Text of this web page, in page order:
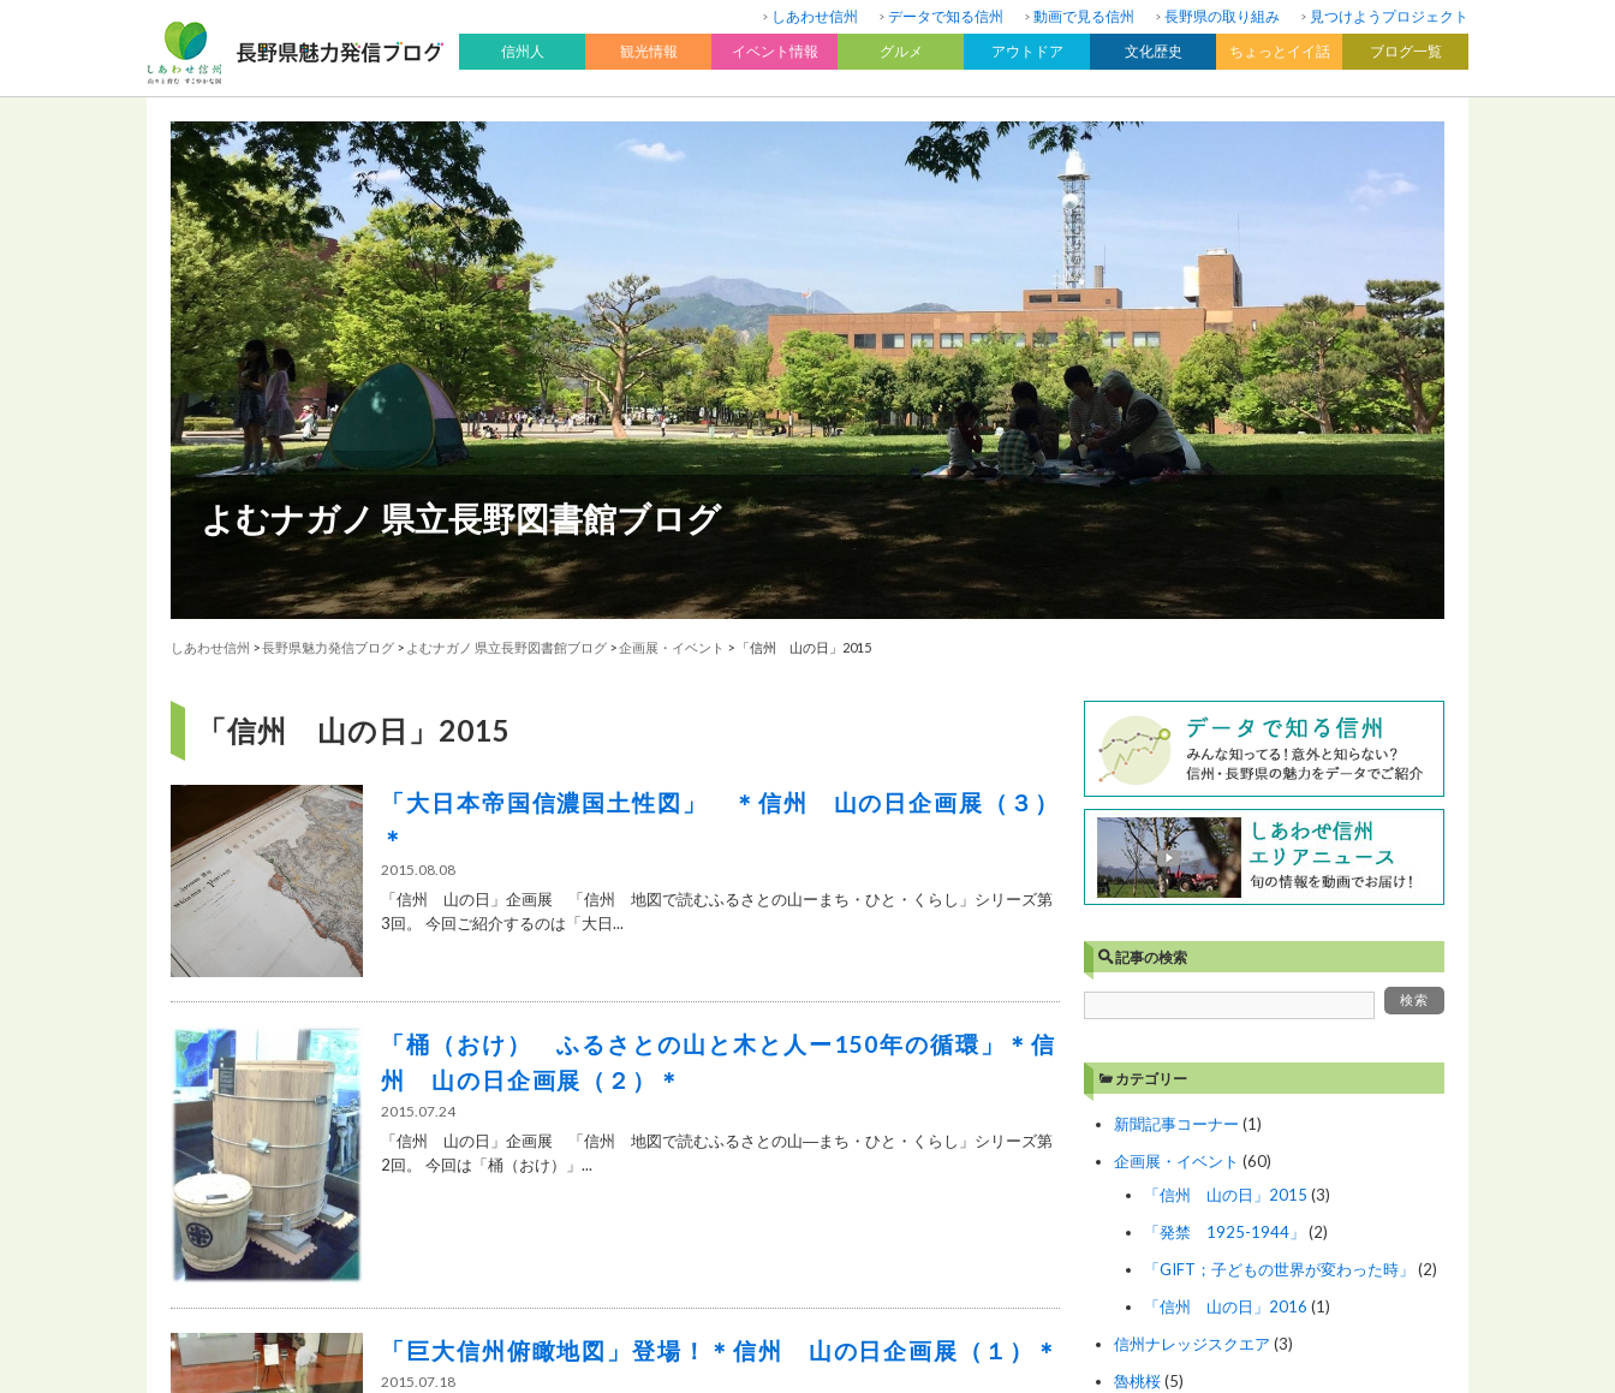
しあわせ信州 データで知る信州 動画で見る信州 長野県の取り組み
見つけようプロジェクト
信州人
観光情報 イベント情報 グルメ アウトドア 文化歴史 ちょっとイイ話 ブログ一覧
よむナガノ 県立長野図書館ブログ
しあわせ信州 >長野県魅力発信ブログ > よむナガノ 県立長野図書館ブログ >企画展・イベント > 「信州 山の日」2015
「信州 山の日」2015
「大日本帝国信濃国土性図」 ＊信州 山の日企画展（３）
＊
2015.08.08
「信州 山の日」企画展 「信州 地図で読むふるさとの山ーまち・ひと・くらし」シリーズ第
3回。 今回ご紹介するのは「大日...
「桶（おけ） ふるさとの山と木と人ー150年の循環」＊信
州 山の日企画展（２）＊
2015.07.24
「信州 山の日」企画展 「信州 地図で読むふるさとの山―まち・ひと・くらし」シリーズ第
2回。 今回は「桶（おけ）」...
「巨大信州俯瞰地図」登場！＊信州 山の日企画展（１）＊
2015.07.18
記事の検索
カテゴリー
新聞記事コーナー (1)
企画展・イベント (60)
「信州 山の日」2015 (3)
「発禁 1925-1944」
(2)
「GIFT；子どもの世界が変わった時」
(2)
「信州 山の日」2016 (1)
信州ナレッジスクエア (3)
魯桃桜(5)